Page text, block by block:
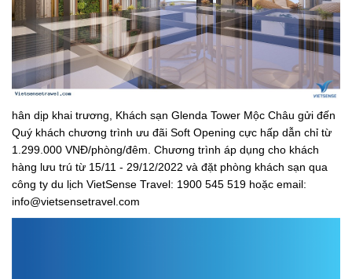
hân dịp khai trương, Khách sạn Glenda Tower Mộc Châu gửi đến
Quý khách chương trình ưu đãi Soft Opening cực hấp dẫn chỉ từ
1.299.000 VNĐ/phòng/đêm. Chương trình áp dụng cho khách
hàng lưu trú từ 15/11 - 29/12/2022 và đặt phòng khách sạn qua
công ty du lịch VietSense Travel: 1900 545 519 hoặc email:
info@vietsensetravel.com